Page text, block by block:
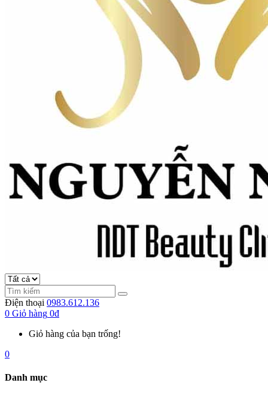
Điện thoại 0983.612.136
0 Giỏ hàng 0đ
Giỏ hàng của bạn trống!
0
Danh mục